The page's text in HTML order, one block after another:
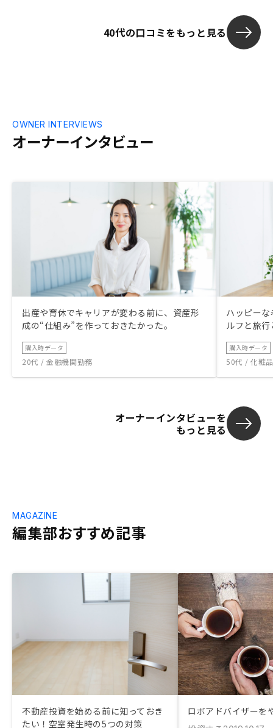
拭されます。
方は先ず話を
からリスクが
40代の口コミをもっと見る
オーナーインタビュー
OWNER INTERVIEWS
出産や育休でキャリアが変わる前に、資産形
成の“仕組み”を作っておきたかった。
購入時データ
20代 / 金融機関勤務
ハッピー
ルフと旅
購入時データ
50代 / 化粧
オーナーインタビューを
もっと見る
編集部おすすめ記事
MAGAZINE
不動産投資を始める前に知っておき
たい！空室発生時の5つの対策
ロボアドバイザーを